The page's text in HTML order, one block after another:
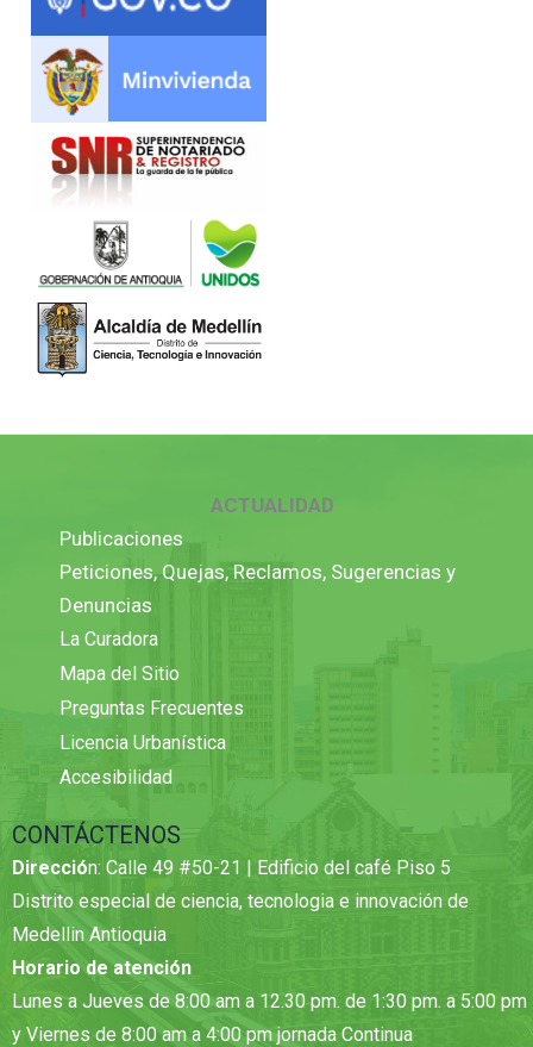
ACTUALIDAD
Publicaciones
Peticiones, Quejas, Reclamos, Sugerencias y
Denuncias
La Curadora
Mapa del Sitio
Preguntas Frecuentes
Licencia Urbanística
Accesibilidad
CONTÁCTENOS
Dirección: Calle 49 #50-21 | Edificio del café Piso 5
Distrito especial de ciencia, tecnologia e innovación de
Medellin Antioquia
Horario de atención
Lunes a Jueves de 8:00 am a 12.30 pm. de 1:30 pm. a 5:00 pm
y Viernes de 8:00 am a 4:00 pm jornada Continua